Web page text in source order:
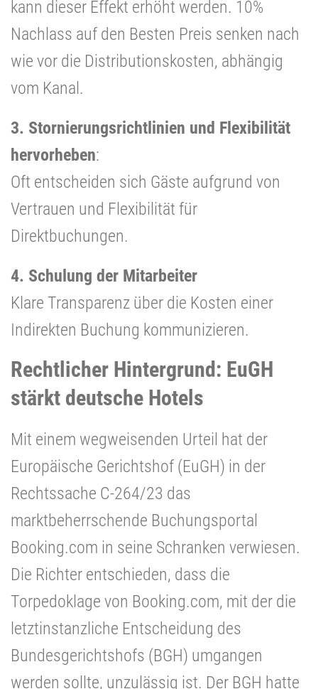
kann dieser Effekt erhöht werden. 10%
Nachlass auf den Besten Preis senken nach
wie vor die Distributionskosten, abhängig
vom Kanal.
3. Stornierungsrichtlinien und Flexibilität
hervorheben:
Oft entscheiden sich Gäste aufgrund von
Vertrauen und Flexibilität für
Direktbuchungen.
4. Schulung der Mitarbeiter
Klare Transparenz über die Kosten einer
Indirekten Buchung kommunizieren.
Rechtlicher Hintergrund: EuGH
stärkt deutsche Hotels
Mit einem wegweisenden Urteil hat der
Europäische Gerichtshof (EuGH) in der
Rechtssache C-264/23 das
marktbeherrschende Buchungsportal
Booking.com in seine Schranken verwiesen.
Die Richter entschieden, dass die
Torpedoklage von Booking.com, mit der die
letztinstanzliche Entscheidung des
Bundesgerichtshofs (BGH) umgangen
werden sollte, unzulässig ist. Der BGH hatte